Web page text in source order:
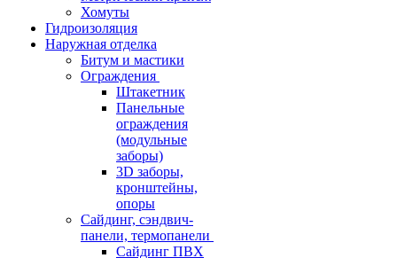
Хомуты
Гидроизоляция
Наружная отделка
Битум и мастики
Ограждения
Штакетник
Панельные
ограждения
(модульные
заборы)
3D заборы,
кронштейны,
опоры
Cайдинг, сэндвич-
панели, термопанели
Сайдинг ПВХ